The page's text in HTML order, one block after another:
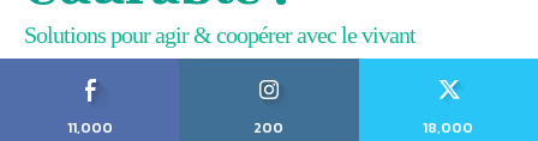
Solutions pour agir & coopérer avec le vivant
11,000
200
18,000